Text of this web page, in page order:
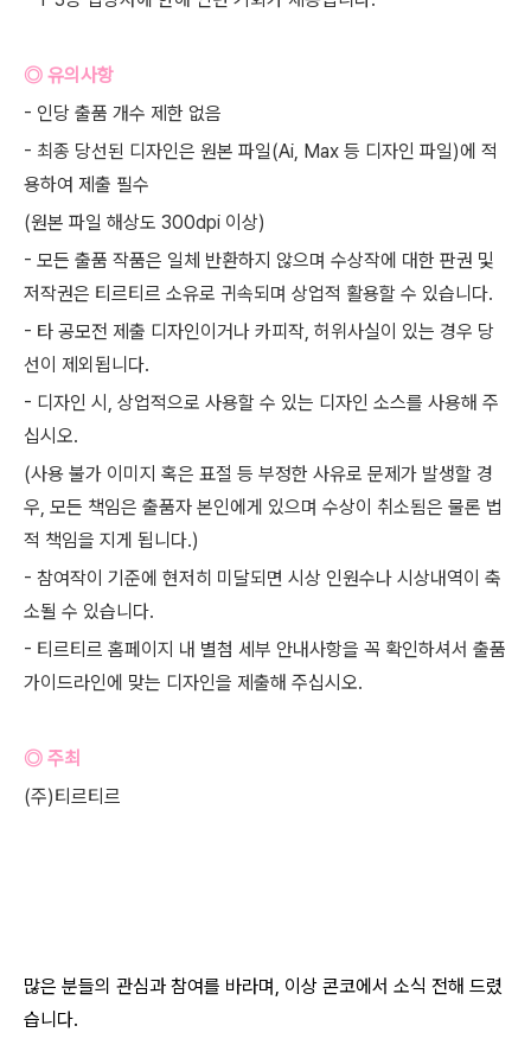
◎ 유의사항
- 인당 출품 개수 제한 없음
- 최종 당선된 디자인은 원본 파일(Ai, Max 등 디자인 파일)에 적
용하여 제출 필수
(원본 파일 해상도 300dpi 이상)
- 모든 출품 작품은 일체 반환하지 않으며 수상작에 대한 판권 및
저작권은 티르티르 소유로 귀속되며 상업적 활용할 수 있습니다.
- 타 공모전 제출 디자인이거나 카피작, 허위사실이 있는 경우 당
선이 제외됩니다.
- 디자인 시, 상업적으로 사용할 수 있는 디자인 소스를 사용해 주
십시오.
(사용 불가 이미지 혹은 표절 등 부정한 사유로 문제가 발생할 경
우, 모든 책임은 출품자 본인에게 있으며 수상이 취소됨은 물론 법
적 책임을 지게 됩니다.)
- 참여작이 기준에 현저히 미달되면 시상 인원수나 시상내역이 축
소될 수 있습니다.
- 티르티르 홈페이지 내 별첨 세부 안내사항을 꼭 확인하셔서 출품
가이드라인에 맞는 디자인을 제출해 주십시오.
◎ 주최
(주)티르티르
많은 분들의 관심과 참여를 바라며, 이상 콘코에서 소식 전해 드렸
습니다.